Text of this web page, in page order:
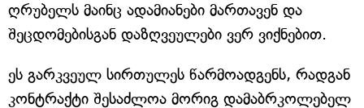
ღრუბელს მაინც ადამიანები მართავენ და
შეცდომებისგან დაზღვეულები ვერ ვიქნებით.
ეს გარკვეულ სირთულეს წარმოადგენს, რადგან
კონტრაქტი შესაძლოა მორიგ დამაბრკოლებელ